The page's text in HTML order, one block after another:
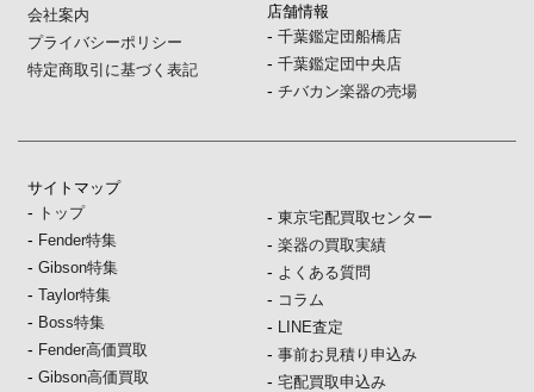
会社案内
プライバシーポリシー
特定商取引に基づく表記
店舗情報
- 千葉鑑定団船橋店
- 千葉鑑定団中央店
- チバカン楽器の売場
サイトマップ
- トップ
- Fender特集
-Gibson特集
-Taylor特集
- Boss特集
- Fender高価買取
-Gibson高価買取
- 東京宅配買取センター
- 楽器の買取実績
- よくある質問
- コラム
- LINE査定
- 事前お見積り申込み
- 宅配買取申込み